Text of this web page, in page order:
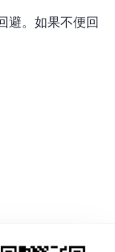
避。如果不便回